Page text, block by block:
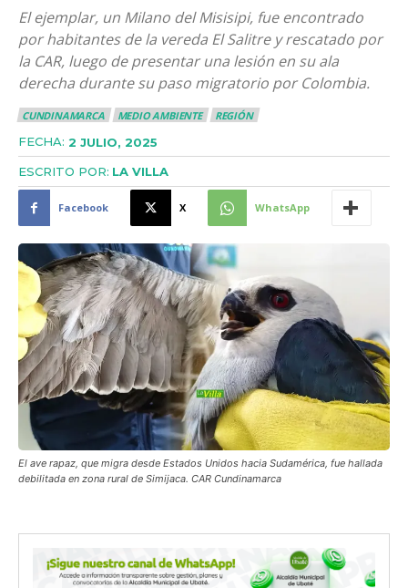
El ejemplar, un Milano del Misisipi, fue encontrado
por habitantes de la vereda El Salitre y rescatado por
la CAR, luego de presentar una lesión en su ala
derecha durante su paso migratorio por Colombia.
CUNDINAMARCA MEDIO AMBIENTE REGIÓN
FECHA: 2 JULIO, 2025
ESCRITO POR: LA VILLA
Facebook X WhatsApp
El ave rapaz, que migra desde Estados Unidos hacia Sudamérica, fue hallada
debilitada en zona rural de Simijaca. CAR Cundinamarca